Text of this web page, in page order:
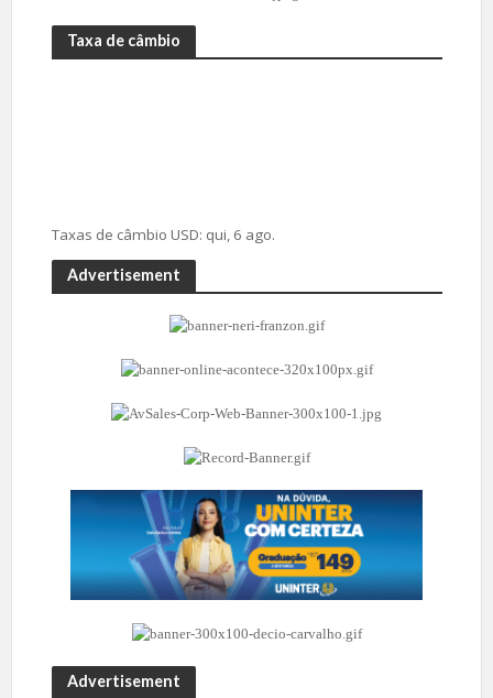
Taxa de câmbio
Taxas de câmbio USD: qui, 6 ago.
Advertisement
Advertisement